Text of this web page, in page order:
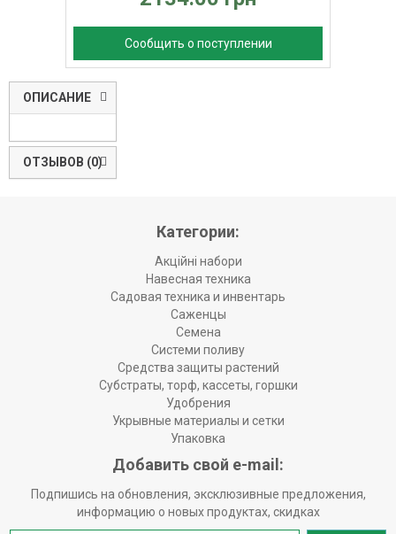
Сообщить о поступлении
ОПИСАНИЕ
ОТЗЫВОВ (0)
Категории:
Акційні набори
Навесная техника
Садовая техника и инвентарь
Саженцы
Семена
Системи поливу
Средства защиты растений
Субстраты, торф, кассеты, горшки
Удобрения
Укрывные материалы и сетки
Упаковка
Добавить свой e-mail:
Подпишись на обновления, эксклюзивные предложения,
информацию о новых продуктах, скидках